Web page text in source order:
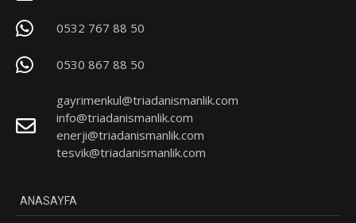
0532 767 88 50
0530 867 88 50
gayrimenkul@triadanismanlik.com
info@triadanismanlik.com
enerji@triadanismanlik.com
tesvik@triadanismanlik.com
ANASAYFA